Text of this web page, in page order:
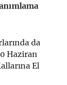
da
Haziran
El